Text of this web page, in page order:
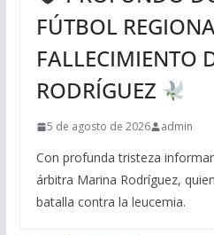
FÚTBOL
FALLECIMIENTO
RODRÍGUEZ
5 de agosto de 2026 admin
Con profunda tristeza
árbitra Marina Rodríguez,
batalla contra la leucemia.